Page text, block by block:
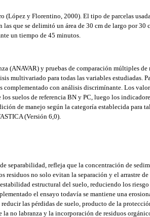
y Florentino, 2000). El tipo de parcelas
que se delimitó un área de 30 cm de largo por 30
un tiempo de 45 minutos.
(ANAVAR) y pruebas de comparación múltiples
multivariado para todas las variables estudiadas.
con análisis discrimínante. Los
suelos de referencia BN y PC, luego los
de manejo según la categoría establecida para
(Versión 6,0).
separabilidad, refleja que la concentración de
residuos no solo evitan la separación y el arrastre
estructural del suelo, reduciendo los
el ensayo todavía se mantiene una
las pérdidas de suelo, producto de la
la no labranza y la incorporación de residuos